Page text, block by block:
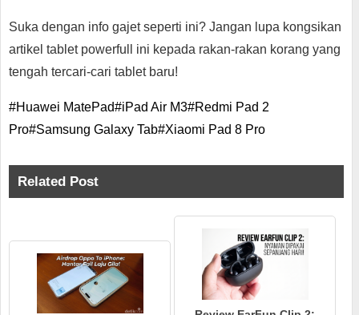
Suka dengan info gajet seperti ini? Jangan lupa kongsikan
artikel tablet powerfull ini kepada rakan-rakan korang yang
tengah tercari-cari tablet baru!
#Huawei MatePad#iPad Air M3#Redmi Pad 2
Pro#Samsung Galaxy Tab#Xiaomi Pad 8 Pro
Related Post